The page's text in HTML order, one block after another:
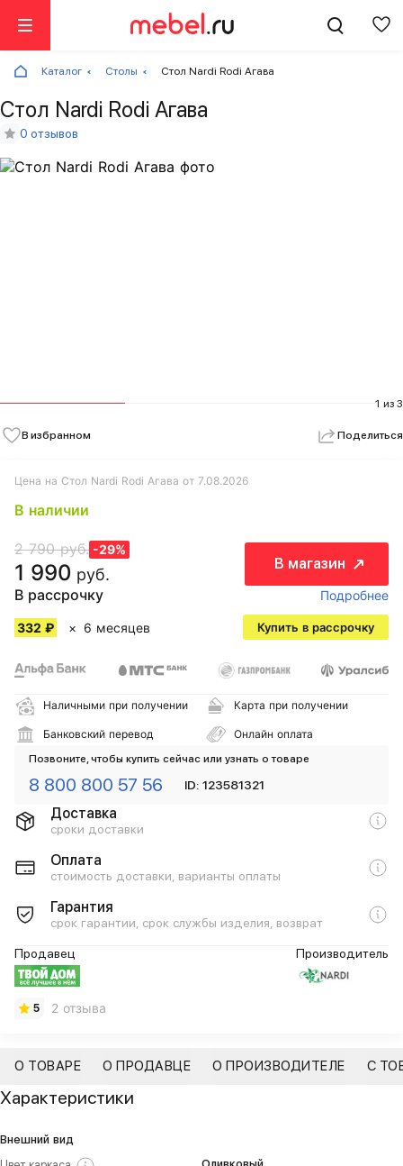
Каталог Столы Стол Nardi Rodi Агава
Стол Nardi Rodi Агава
0 отзывов
1 из 3
В избранном Поделиться
Цена на Стол Nardi Rodi Агава от 7.08.2026
В наличии
2 790 руб. -29%
1 990 руб.
В магазин
В рассрочку Подробнее
332 ₽ 6 месяцев Купить в рассрочку
Наличными при получении Карта при получении
Банковский перевод Онлайн оплата
Позвоните, чтобы купить сейчас или узнать о товаре
8 800 800 57 56 ID: 123581321
Доставка
сроки доставки
Оплата
стоимость доставки, варианты оплаты
Гарантия
срок гарантии, срок службы изделия, возврат
Продавец
5 2 отзыва
Производитель
О ТОВАРЕ О ПРОДАВЦЕ О ПРОИЗВОДИТЕЛЕ С
Характеристики
Внешний вид